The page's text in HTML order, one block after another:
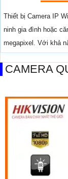
Thiết bị Camera IP
ninh gia đình hoặc
megapixel. Với khả
CAMERA